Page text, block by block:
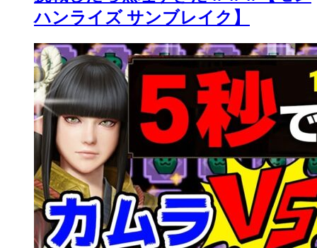
ハンライズ サンブレイク】